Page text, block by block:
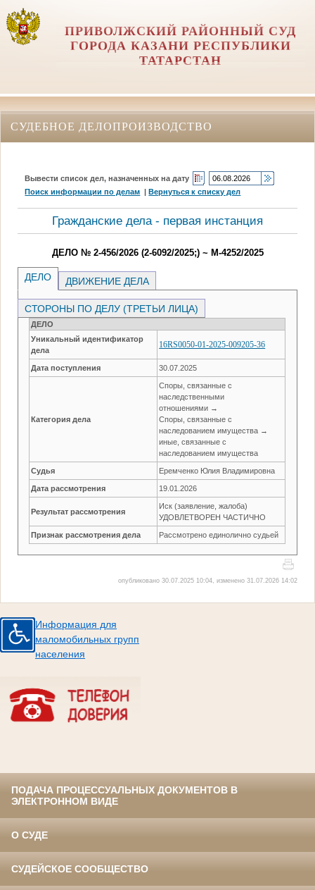
ПРИВОЛЖСКИЙ РАЙОННЫЙ СУД
ГОРОДА КАЗАНИ РЕСПУБЛИКИ
ТАТАРСТАН
СУДЕБНОЕ ДЕЛОПРОИЗВОДСТВО
Вывести список дел, назначенных на дату
Поиск информации по делам |Вернуться к списку дел
Гражданские дела - первая инстанция
ДЕЛО № 2-456/2026 (2-6092/2025;) ~ М-4252/2025
ДЕЛО ДВИЖЕНИЕ ДЕЛА
СТОРОНЫ ПО ДЕЛУ (ТРЕТЬИ ЛИЦА)
ДЕЛО
Уникальный идентификатор
дела
16RS0050-01-2025-009205-36
Дата поступления 30.07.2025
Категория дела
Споры, связанные с
наследственными
отношениями →
Споры, связанные с
наследованием имущества →
иные, связанные с
наследованием имущества
Судья Еремченко Юлия Владимировна
Дата рассмотрения 19.01.2026
Результат рассмотрения
Иск (заявление, жалоба)
УДОВЛЕТВОРЕН ЧАСТИЧНО
Признак рассмотрения дела Рассмотрено единолично судьей
опубликовано 30.07.2025 10:04, изменено 31.07.2026 14:02
Информация для
маломобильных групп
населения
ПОДАЧА ПРОЦЕССУАЛЬНЫХ ДОКУМЕНТОВ В
ЭЛЕКТРОННОМ ВИДЕ
О СУДЕ
СУДЕЙСКОЕ СООБЩЕСТВО